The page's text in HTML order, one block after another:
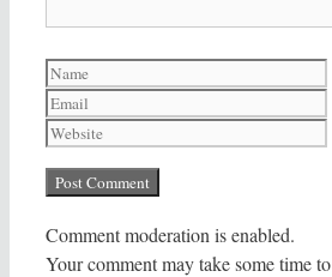
Name
Comment moderation is enabled.
Your comment may take some time to